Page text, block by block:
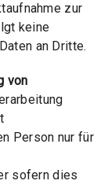
zur
keine
an Dritte.
von
Person nur für
sofern dies